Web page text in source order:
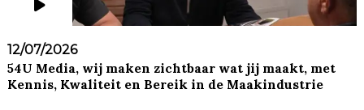
12/07/2026
54U Media, wij maken zichtbaar wat jij maakt, met
Kennis, Kwaliteit en Bereik in de Maakindustrie